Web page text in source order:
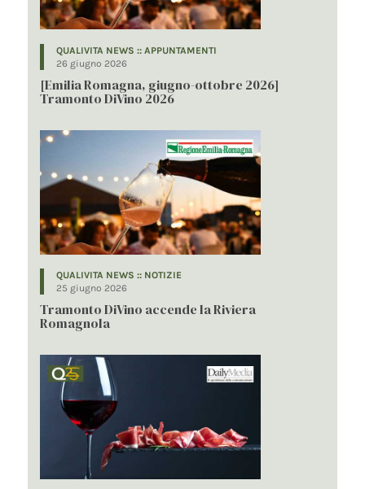
QUALIVITA NEWS :: APPUNTAMENTI
26 giugno 2026
[Emilia Romagna, giugno-ottobre 2026]
Tramonto DiVino 2026
QUALIVITA NEWS :: NOTIZIE
25 giugno 2026
Tramonto DiVino accende la Riviera
Romagnola